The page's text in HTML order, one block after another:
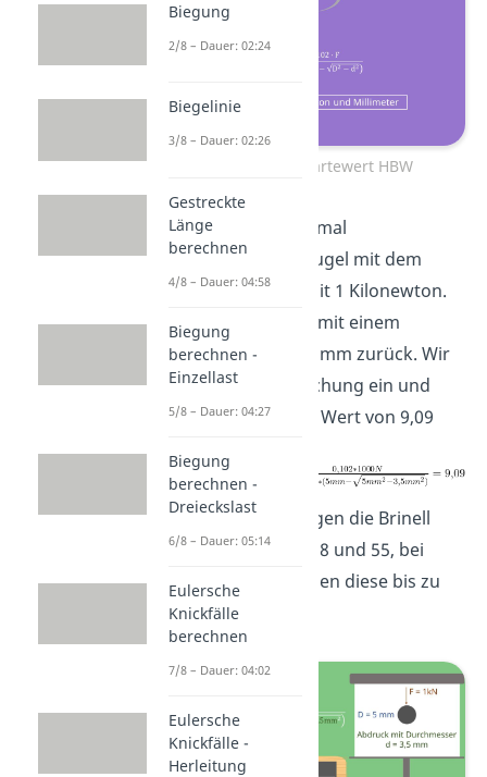
Formel Brinell-Härtewert HBW
Belasten wir doch einmal
beispielsweise eine Kugel mit dem
Durchmesser 5mm mit 1 Kilonewton.
Es bleibt ein Abdruck mit einem
Durchmesser von 3,5 mm zurück. Wir
setzen in unsere Gleichung ein und
erhalten einen Brinell Wert von 9,09
Bei Leichtmetallen liegen die Brinell
Härtewerte zwischen 8 und 55, bei
Eisen oder Stahl können diese bis zu
650 HBW betragen.
Biegung
2/8 – Dauer: 02:24
Biegelinie
3/8 – Dauer: 02:26
Gestreckte
Länge
berechnen
4/8 – Dauer: 04:58
Biegung
berechnen -
Einzellast
5/8 – Dauer: 04:27
Biegung
berechnen -
Dreieckslast
6/8 – Dauer: 05:14
Eulersche
Knickfälle
berechnen
7/8 – Dauer: 04:02
Eulersche
Knickfälle -
Herleitung